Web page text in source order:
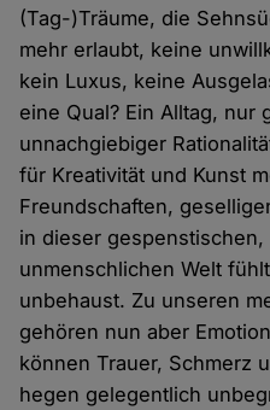
(Tag-)Träume, die
mehr erlaubt, keine
kein Luxus, keine
eine Qual? Ein Alltag, nur
unnachgiebiger
für Kreativität und Kunst
Freundschaften,
in dieser
unmenschlichen Welt
unbehaust. Zu unseren
gehören nun aber
können Trauer, Schmerz
hegen gelegentlich